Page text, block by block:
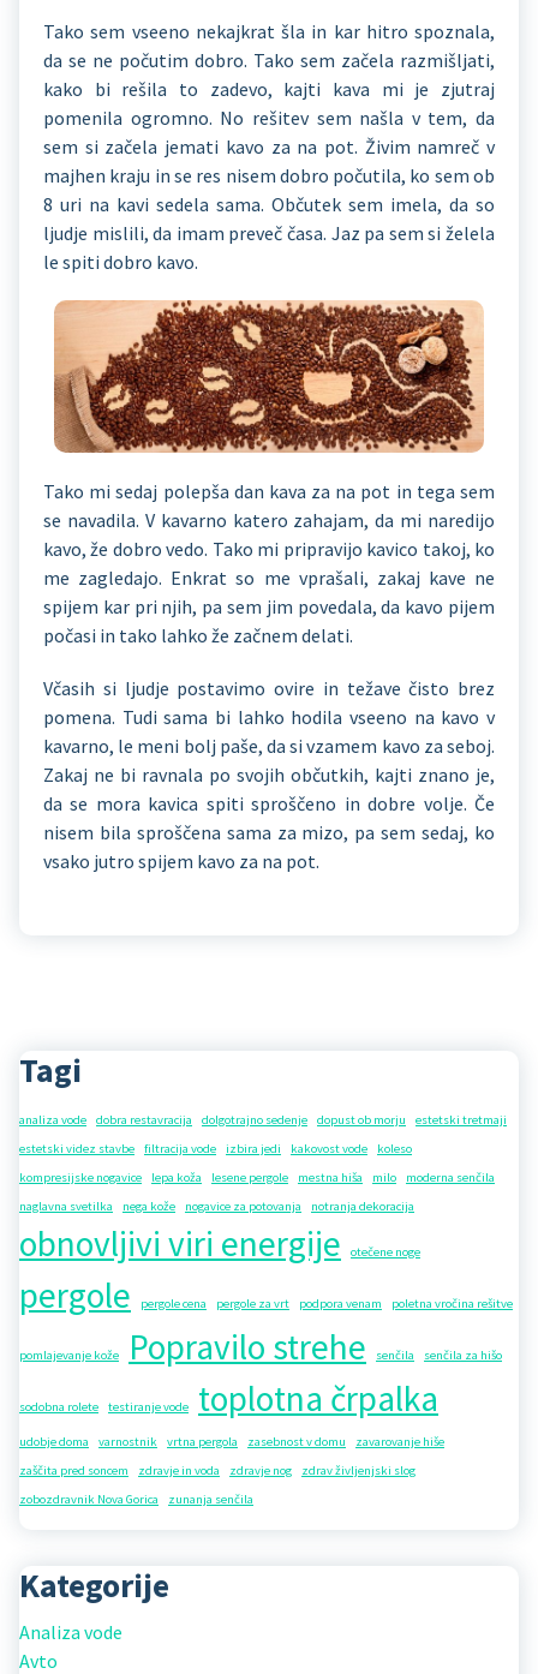
Tako sem vseeno nekajkrat šla in kar hitro spoznala,
da se ne počutim dobro. Tako sem začela razmišljati,
kako bi rešila to zadevo, kajti kava mi je zjutraj
pomenila ogromno. No rešitev sem našla v tem, da
sem si začela jemati kavo za na pot. Živim namreč v
majhen kraju in se res nisem dobro počutila, ko sem ob
8 uri na kavi sedela sama. Občutek sem imela, da so
ljudje mislili, da imam preveč časa. Jaz pa sem si želela
le spiti dobro kavo.
Tako mi sedaj polepša dan kava za na pot in tega sem
se navadila. V kavarno katero zahajam, da mi naredijo
kavo, že dobro vedo. Tako mi pripravijo kavico takoj, ko
me zagledajo. Enkrat so me vprašali, zakaj kave ne
spijem kar pri njih, pa sem jim povedala, da kavo pijem
počasi in tako lahko že začnem delati.
Včasih si ljudje postavimo ovire in težave čisto brez
pomena. Tudi sama bi lahko hodila vseeno na kavo v
kavarno, le meni bolj paše, da si vzamem kavo za seboj.
Zakaj ne bi ravnala po svojih občutkih, kajti znano je,
da se mora kavica spiti sproščeno in dobre volje. Če
nisem bila sproščena sama za mizo, pa sem sedaj, ko
vsako jutro spijem kavo za na pot.
Tagi
analiza vode dobra restavracija dolgotrajno sedenje dopust ob morju
estetski tretmaji
estetski videz stavbe
filtracija vode izbira jedi kakovost vode
koleso
kompresijske nogavice
lepa koža lesene pergole mestna hiša milo
moderna senčila
naglavna svetilka
nega kože nogavice za potovanja notranja dekoracija
obnovljivi viri energije otečene noge
pergole pergole cena pergole za vrt podpora venam poletna vročina rešitve
pomlajevanje kože Popravilo strehe senčila senčila za hišo
sodobna rolete testiranje vode toplotna črpalka
udobje doma varnostnik vrtna pergola zasebnost v domu
zavarovanje hiše
zaščita pred soncem
zdravje in voda zdravje nog
zdrav življenjski slog
zobozdravnik Nova Gorica
zunanja senčila
Kategorije
Analiza vode
Avto